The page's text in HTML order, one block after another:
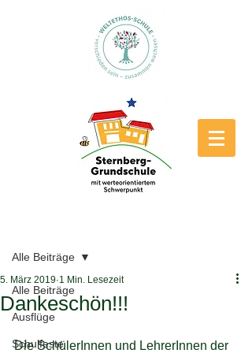
Alle Beiträge
Ausflüge
Schulfeste
Alle Beiträge
Dankeschön!!!
5. März 2019 1 Min. Lesezeit
Die SchülerInnen und LehrerInnen der